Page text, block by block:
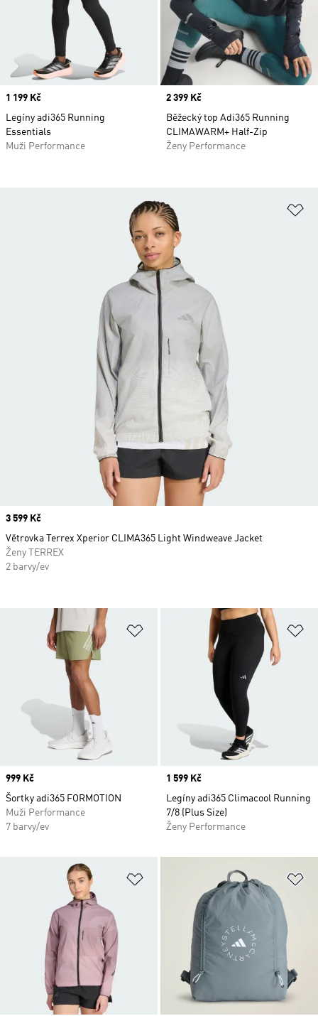
Price
1 199 Kč
Legíny adi365 Running
Essentials
Muži Performance
Price
2 399 Kč
Běžecký top Adi365 Running
CLIMAWARM+ Half-Zip
Ženy Performance
Přidat do seznamu přání
Price
999 Kč
Šortky adi365 FORMOTION
Muži Performance
7 barvy/ev
Price
1 599 Kč
Legíny adi365 Climacool Running
7/8 (Plus Size)
Ženy Performance
Přidat do seznamu přání
Price
3 599 Kč
Větrovka Terrex Xperior CLIMA365 Light Windweave Jacket
Ženy TERREX
2 barvy/ev